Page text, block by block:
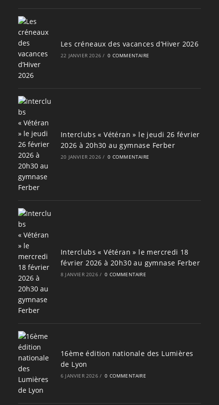
Les créneaux des vacances d’Hiver 2026
22 JANVIER 2026 / 0 COMMENTAIRE
Interclubs « Vétéran » le jeudi 26 février
2026 à 20h30 au gymnase Ferber
20 JANVIER 2026 / 0 COMMENTAIRE
Interclubs « Vétéran » le mercredi 18
février 2026 à 20h30 au gymnase Ferber
8 JANVIER 2026 / 0 COMMENTAIRE
16ème édition nationale des Lumières
de Lyon
6 JANVIER 2026 / 0 COMMENTAIRE